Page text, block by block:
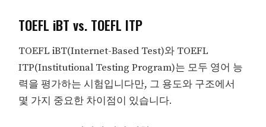
TOEFL iBT vs. TOEFL ITP
TOEFL iBT(Internet-Based Test)와 TOEFL
ITP(Institutional Testing Program)는 모두 영어 능
력을 평가하는 시험입니다만, 그 용도와 구조에서
몇 가지 중요한 차이점이 있습니다.